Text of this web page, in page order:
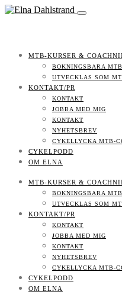
MTB-KURSER &
BOKNINGSBARA
UTVECKLAS SOM
KONTAKT/PR
KONTAKT
JOBBA MED MIG
KONTAKT
NYHETSBREV
CYKELLYCKA MTB-
CYKELPODD
OM ELNA
MTB-KURSER &
BOKNINGSBARA
UTVECKLAS SOM
KONTAKT/PR
KONTAKT
JOBBA MED MIG
KONTAKT
NYHETSBREV
CYKELLYCKA MTB-
CYKELPODD
OM ELNA